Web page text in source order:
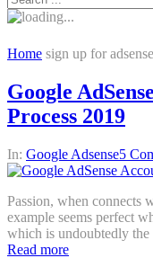
Home sign up for adsense
Google
Process 2019
In: Google Adsense5
Passion, when connects
example seems perfect
which is undoubtedly the
Read more